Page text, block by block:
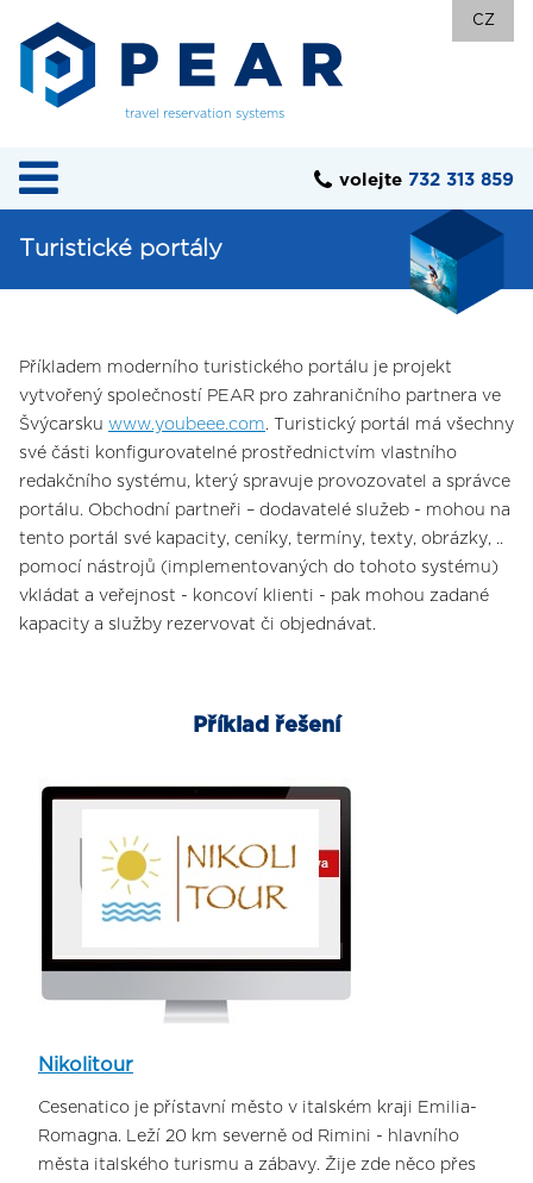
travel reservation systems
CZ
volejte 732 313 859
Turistické portály
Příkladem moderního turistického portálu je projekt
vytvořený společností PEAR pro zahraničního partnera ve
Švýcarsku www.youbeee.com. Turistický portál má všechny
své části konfigurovatelné prostřednictvím vlastního
redakčního systému, který spravuje provozovatel a správce
portálu. Obchodní partneři – dodavatelé služeb - mohou na
tento portál své kapacity, ceníky, termíny, texty, obrázky, ..
pomocí nástrojů (implementovaných do tohoto systému)
vkládat a veřejnost - koncoví klienti - pak mohou zadané
kapacity a služby rezervovat či objednávat.
Příklad řešení
Nikolitour
Cesenatico je přístavní město v italském kraji Emilia-
Romagna. Leží 20 km severně od Rimini - hlavního
města italského turismu a zábavy. Žije zde něco přes